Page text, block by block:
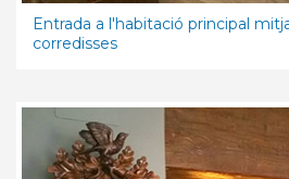
Entrada a l'habitació principal
corredisses